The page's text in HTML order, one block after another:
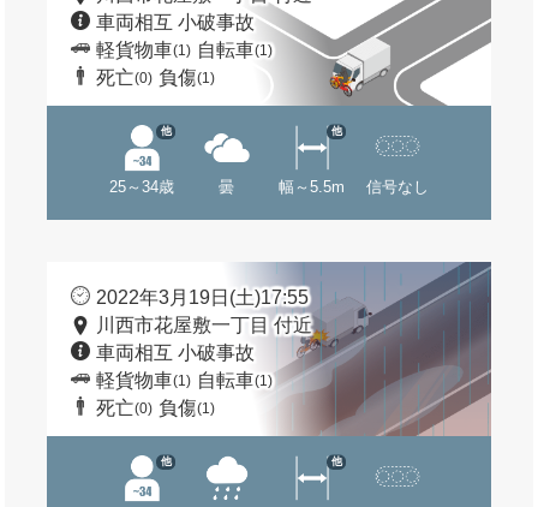
車両相互 小破事故
軽貨物車(1) 自転車(1)
死亡(0) 負傷(1)
25～34歳
他
曇 幅～5.5m
他
信号なし
2022年3月19日(土)17:55
川西市花屋敷一丁目 付近
車両相互 小破事故
軽貨物車(1) 自転車(1)
死亡(0) 負傷(1)
他 他